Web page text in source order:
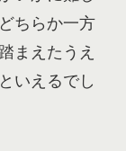
ちらか一方
まえたうえ
いえるでし